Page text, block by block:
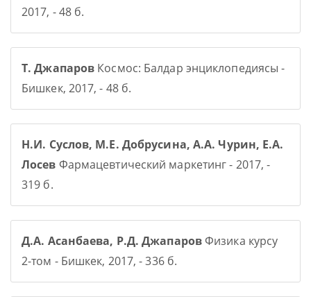
2017, - 48 б.
Т. Джапаров Космос: Балдар энциклопедиясы -
Бишкек, 2017, - 48 б.
Н.И. Суслов, М.Е. Добрусина, А.А. Чурин, Е.А.
Лосев Фармацевтический маркетинг - 2017, -
319 б.
Д.А. Асанбаева, Р.Д. ДжапаровФизика курсу
2-том - Бишкек, 2017, - 336 б.